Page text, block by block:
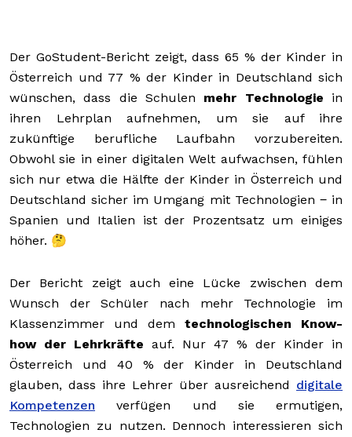
Der GoStudent-Bericht zeigt, dass 65 % der Kinder in
Österreich und 77 % der Kinder in Deutschland sich
wünschen, dass die Schulen mehr Technologie in
ihren Lehrplan aufnehmen, um sie auf ihre
zukünftige berufliche Laufbahn vorzubereiten.
Obwohl sie in einer digitalen Welt aufwachsen, fühlen
sich nur etwa die Hälfte der Kinder in Österreich und
Deutschland sicher im Umgang mit Technologien ‒ in
Spanien und Italien ist der Prozentsatz um einiges
höher. 🤔
Der Bericht zeigt auch eine Lücke zwischen dem
Wunsch der Schüler nach mehr Technologie im
Klassenzimmer und dem technologischen Know-
how der Lehrkräfte auf. Nur 47 % der Kinder in
Österreich und 40 % der Kinder in Deutschland
glauben, dass ihre Lehrer über ausreichend digitale
Kompetenzen verfügen und sie ermutigen,
Technologien zu nutzen. Dennoch interessieren sich